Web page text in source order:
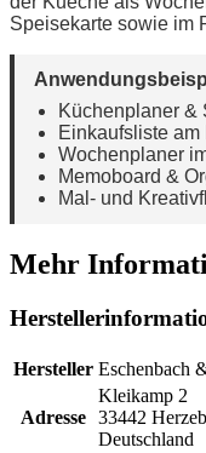
Speisekarte sowie im
Küchenplaner &
Einkaufsliste
Wochenplaner
Memoboard &
Mal- und
Mehr
Hersteller Eschenbach
Adresse
Kleikamp 2
33442
Deutschland